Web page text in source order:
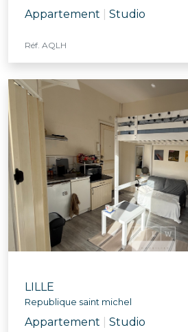
Appartement Studio
Réf. AQLH
LILLE
Republique saint michel
Appartement Studio